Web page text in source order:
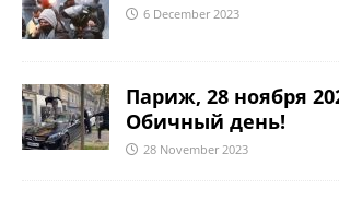
6 December 2023
Париж, 28 ноября
Обичный день!
28 November 2023